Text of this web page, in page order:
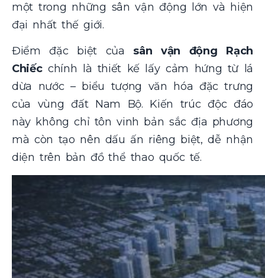
một trong những sân vận động lớn và hiện
đại nhất thế giới.
Điểm đặc biệt của sân vận động Rạch
Chiếcchính là thiết kế lấy cảm hứng từ lá
dừa nước – biểu tượng văn hóa đặc trưng
của vùng đất Nam Bộ. Kiến trúc độc đáo
này không chỉ tôn vinh bản sắc địa phương
mà còn tạo nên dấu ấn riêng biệt, dễ nhận
diện trên bản đồ thể thao quốc tế.